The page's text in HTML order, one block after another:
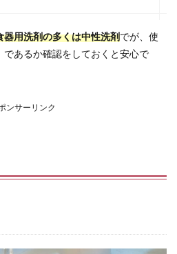
器用洗剤の多くは中性洗剤でが、使
であるか確認をしておくと安心で
ンサーリンク